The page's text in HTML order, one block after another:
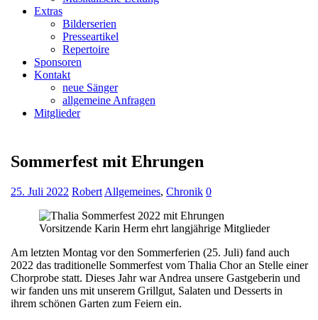
Extras
Bilderserien
Presseartikel
Repertoire
Sponsoren
Kontakt
neue Sänger
allgemeine Anfragen
Mitglieder
Sommerfest mit Ehrungen
25. Juli 2022 Robert Allgemeines, Chronik 0
Vorsitzende Karin Herm ehrt langjährige Mitglieder
Am letzten Montag vor den Sommerferien (25. Juli) fand auch
2022 das traditionelle Sommerfest vom Thalia Chor an Stelle einer
Chorprobe statt. Dieses Jahr war Andrea unsere Gastgeberin und
wir fanden uns mit unserem Grillgut, Salaten und Desserts in
ihrem schönen Garten zum Feiern ein.